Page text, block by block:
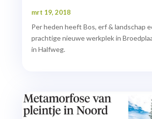
mrt 19, 2018
Per heden heeft Bos, erf & landschap
prachtige nieuwe werkplek in
in Halfweg.